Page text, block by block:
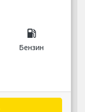
local_gas_station
Бензин